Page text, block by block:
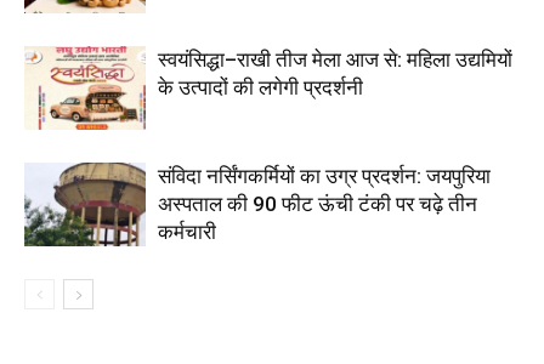
स्वयंसिद्धा–राखी तीज मेला आज से: महिला उद्यमियों
के उत्पादों की लगेगी प्रदर्शनी
संविदा नर्सिंगकर्मियों का उग्र प्रदर्शन: जयपुरिया
अस्पताल की 90 फीट ऊंची टंकी पर चढ़े तीन
कर्मचारी